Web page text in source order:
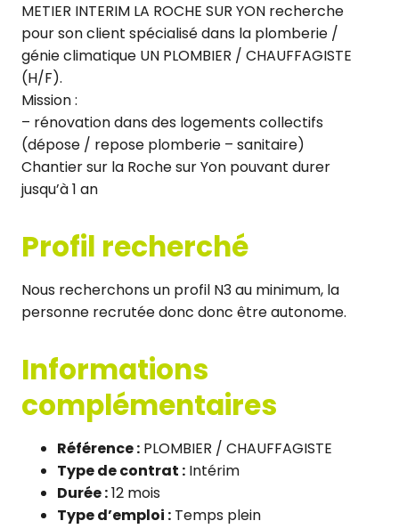
METIER INTERIM LA ROCHE SUR YON recherche
pour son client spécialisé dans la plomberie /
génie climatique UN PLOMBIER / CHAUFFAGISTE
(H/F).
Mission :
– rénovation dans des logements collectifs
(dépose / repose plomberie – sanitaire)
Chantier sur la Roche sur Yon pouvant durer
jusqu’à 1 an
Profil recherché
Nous recherchons un profil N3 au minimum, la
personne recrutée donc donc être autonome.
Informations
complémentaires
Référence : PLOMBIER / CHAUFFAGISTE
Type de contrat : Intérim
Durée :12 mois
Type d’emploi : Temps plein